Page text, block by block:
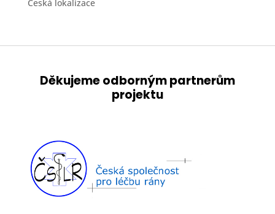
Česká lokalizace
Děkujeme odborným partnerům
projektu